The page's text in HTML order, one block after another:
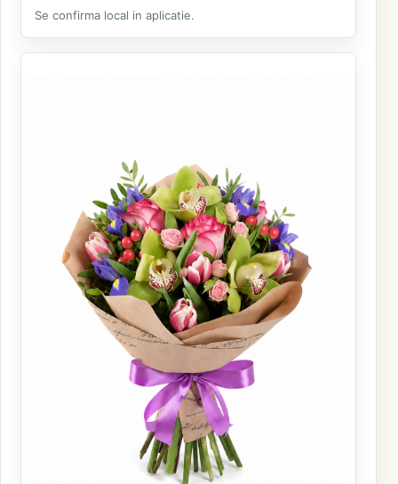
Se confirma local in aplicatie.